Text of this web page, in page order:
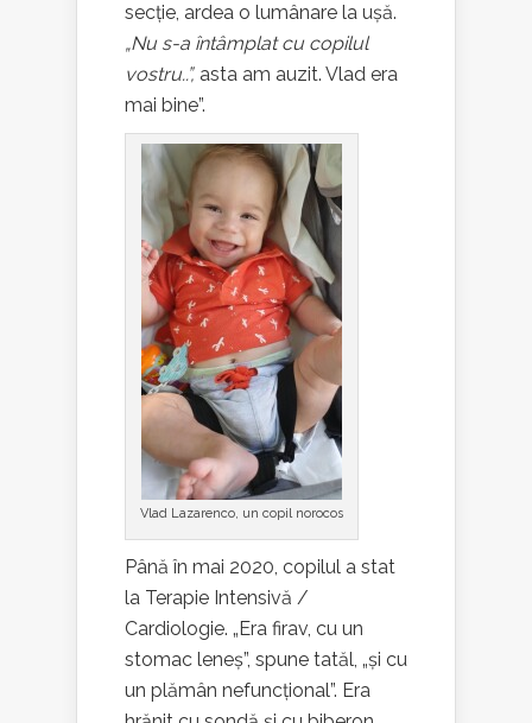
secție, ardea o lumânare la ușă.
„Nu s-a întâmplat cu copilul
vostru..”, asta am auzit. Vlad era
mai bine”.
Vlad Lazarenco, un copil norocos
Până în mai 2020, copilul a stat
la Terapie Intensivă /
Cardiologie. „Era firav, cu un
stomac leneș”, spune tatăl, „și cu
un plămân nefuncțional”. Era